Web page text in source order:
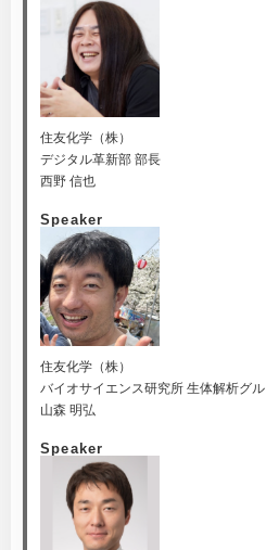
住友化学（株）
デジタル革新部 部長
西野 信也
Speaker
住友化学（株）
バイオサイエンス研究所 生体解析グ
山森 明弘
Speaker